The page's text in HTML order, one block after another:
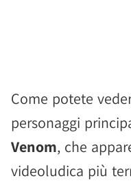
Come potete
personaggi
Venom, che
videoludica più